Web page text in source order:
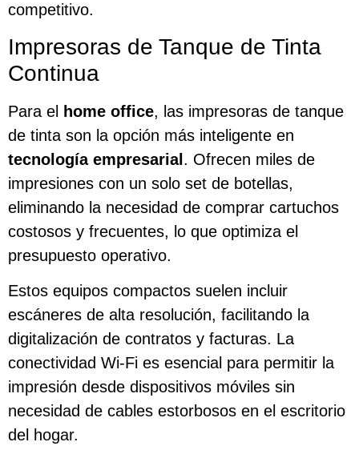
competitivo.
Impresoras de Tanque de Tinta
Continua
Para el home office, las impresoras de tanque
de tinta son la opción más inteligente en
tecnología empresarial . Ofrecen miles de
impresiones con un solo set de botellas,
eliminando la necesidad de comprar cartuchos
costosos y frecuentes, lo que optimiza el
presupuesto operativo.
Estos equipos compactos suelen incluir
escáneres de alta resolución, facilitando la
digitalización de contratos y facturas. La
conectividad Wi-Fi es esencial para permitir la
impresión desde dispositivos móviles sin
necesidad de cables estorbosos en el escritorio
del hogar.